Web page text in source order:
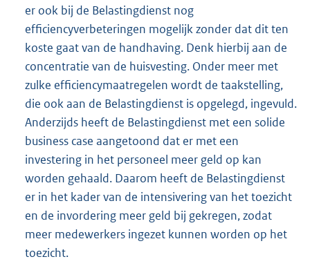
er ook bij de Belastingdienst nog
efficiencyverbeteringen mogelijk zonder dat dit ten
koste gaat van de handhaving. Denk hierbij aan de
concentratie van de huisvesting. Onder meer met
zulke efficiencymaatregelen wordt de taakstelling,
die ook aan de Belastingdienst is opgelegd, ingevuld.
Anderzijds heeft de Belastingdienst met een solide
business case aangetoond dat er met een
investering in het personeel meer geld op kan
worden gehaald. Daarom heeft de Belastingdienst
er in het kader van de intensivering van het toezicht
en de invordering meer geld bij gekregen, zodat
meer medewerkers ingezet kunnen worden op het
toezicht.